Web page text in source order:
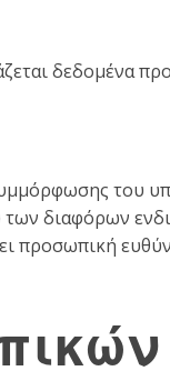
δεδομένα
του
των διαφόρων
προσωπική